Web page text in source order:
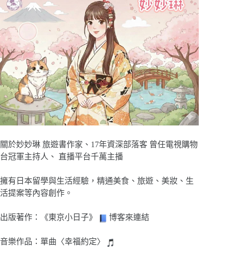
關於妙妙琳 旅遊書作家、17年資深部落客 曾任電視購物
台冠軍主持人、 直播平台千萬主播
擁有日本留學與生活經驗，精通美食、旅遊、美妝、生
活提案等內容創作。
出版著作：《東京小日子》 博客來連結
音樂作品：單曲〈幸福約定〉